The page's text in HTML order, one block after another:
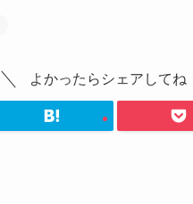
よかったらシェアしてね